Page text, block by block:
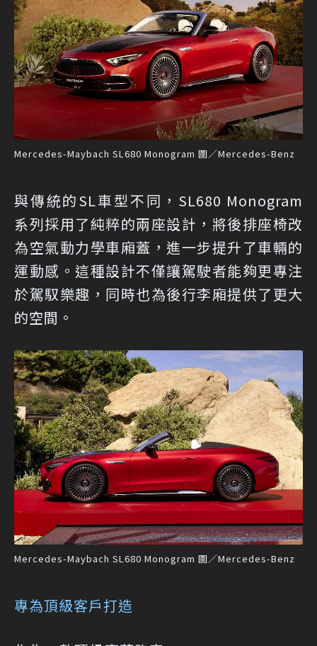
Mercedes-Maybach SL680 Monogram 圖／Mercedes-Benz
與傳統的SL車型不同，SL680 Monogram
系列採用了純粹的兩座設計，將後排座椅改
為空氣動力學車廂蓋，進一步提升了車輛的
運動感。這種設計不僅讓駕駛者能夠更專注
於駕馭樂趣，同時也為後行李廂提供了更大
的空間。
Mercedes-Maybach SL680 Monogram 圖／Mercedes-Benz
專為頂級客戶打造